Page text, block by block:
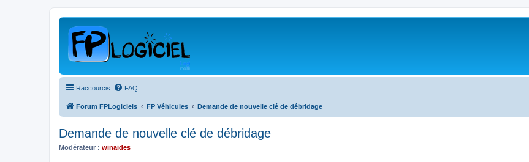
Raccourcis FAQ
Forum FPLogiciels FP Véhicules Demande de nouvelle clé de débridage
Demande de nouvelle clé de débridage
Modérateur : winaides